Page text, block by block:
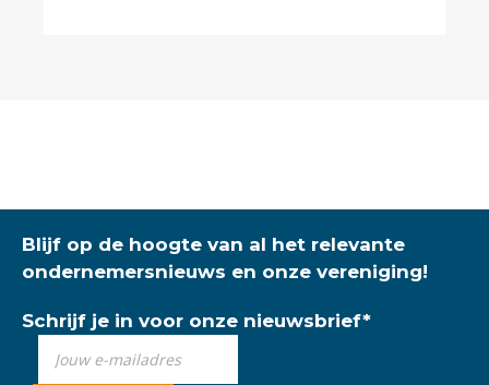
Blijf op de hoogte van al het relevante
ondernemersnieuws en onze vereniging!
Schrijf je in voor onze nieuwsbrief*